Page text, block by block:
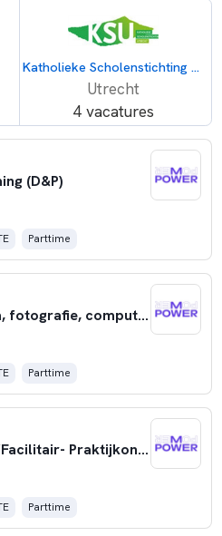
Katholieke Scholenstichting Utrecht (KSU)
Utrecht
4 vacatures
(D&P)
Parttime
Docent D&P (multimedia, fotografie, computervaardigheden)
Parttime
Docent Zorg en Welzijn/Facilitair- Praktijkonderwijs
Parttime